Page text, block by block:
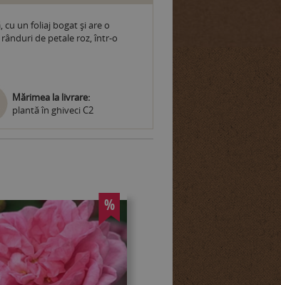
un foliaj bogat și are o
de petale roz, într-o
Mărimea la livrare:
plantă în ghiveci C2
%